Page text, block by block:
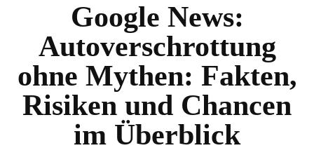
Google News:
Autoverschrottung
ohne Mythen: Fakten,
Risiken und Chancen
im Überblick